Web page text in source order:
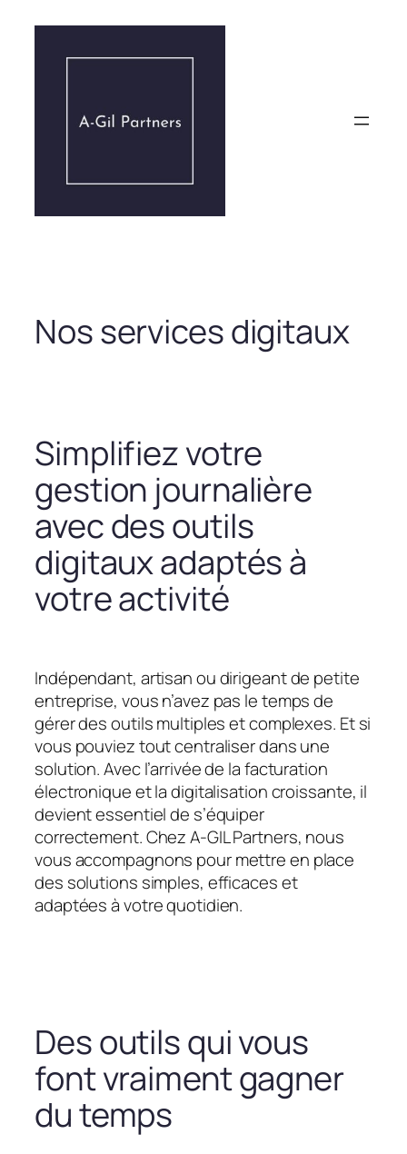
contenu
Nos services digitaux
Simplifiez votre
gestion journalière
avec des outils
digitaux adaptés à
votre activité
Indépendant, artisan ou dirigeant de petite
entreprise, vous n’avez pas le temps de
gérer des outils multiples et complexes. Et si
vous pouviez tout centraliser dans une
solution. Avec l’arrivée de la facturation
électronique et la digitalisation croissante, il
devient essentiel de s’équiper
correctement. Chez A-GIL Partners, nous
vous accompagnons pour mettre en place
des solutions simples, efficaces et
adaptées à votre quotidien.
Des outils qui vous
font vraiment gagner
du temps